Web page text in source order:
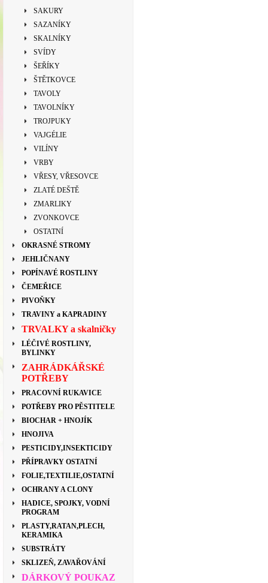
SAKURY
SAZANÍKY
SKALNÍKY
SVÍDY
ŠEŘÍKY
ŠTĚTKOVCE
TAVOLY
TAVOLNÍKY
TROJPUKY
VAJGÉLIE
VILÍNY
VRBY
VŘESY, VŘESOVCE
ZLATÉ DEŠTĚ
ZMARLIKY
ZVONKOVCE
OSTATNÍ
OKRASNÉ STROMY
JEHLIČNANY
POPÍNAVÉ ROSTLINY
ČEMEŘICE
PIVOŇKY
TRAVINY a KAPRADINY
TRVALKY a skalničky
LÉČIVÉ ROSTLINY,
BYLINKY
ZAHRÁDKÁŘSKÉ
POTŘEBY
PRACOVNÍ RUKAVICE
POTŘEBY PRO PĚSTITELE
BIOCHAR + HNOJÍK
HNOJIVA
PESTICIDY,INSEKTICIDY
PŘÍPRAVKY OSTATNÍ
FOLIE,TEXTILIE,OSTATNÍ
OCHRANY A CLONY
HADICE, SPOJKY, VODNÍ
PROGRAM
PLASTY,RATAN,PLECH,
KERAMIKA
SUBSTRÁTY
SKLIZEŇ, ZAVAŘOVÁNÍ
DÁRKOVÝ POUKAZ